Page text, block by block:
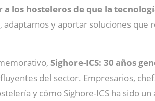
a los hosteleros de que la
y aportar soluciones que
Sighore-ICS: 30 años
del sector. Empresarios,
y cómo Sighore-ICS ha sido un